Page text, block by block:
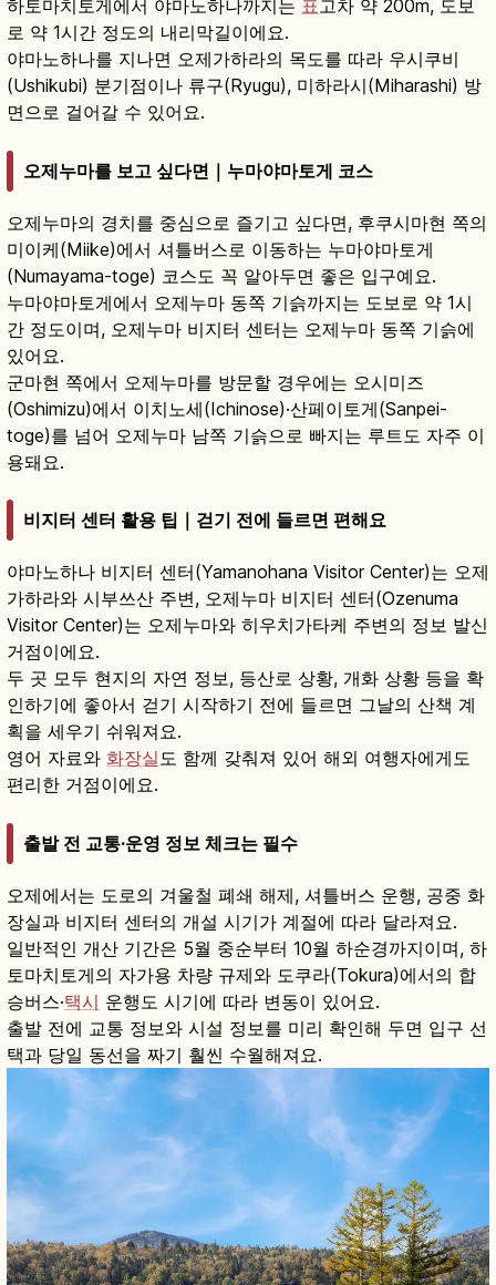
하토마치토게에서 야마노하나까지는 표고차 약 200m, 도보
로 약 1시간 정도의 내리막길이에요.
야마노하나를 지나면 오제가하라의 목도를 따라 우시쿠비
(Ushikubi) 분기점이나 류구(Ryugu), 미하라시(Miharashi) 방
면으로 걸어갈 수 있어요.
오제누마를 보고 싶다면｜누마야마토게 코스
오제누마의 경치를 중심으로 즐기고 싶다면, 후쿠시마현 쪽의
미이케(Miike)에서 셔틀버스로 이동하는 누마야마토게
(Numayama-toge) 코스도 꼭 알아두면 좋은 입구예요.
누마야마토게에서 오제누마 동쪽 기슭까지는 도보로 약 1시
간 정도이며, 오제누마 비지터 센터는 오제누마 동쪽 기슭에
있어요.
군마현 쪽에서 오제누마를 방문할 경우에는 오시미즈
(Oshimizu)에서 이치노세(Ichinose)·산페이토게(Sanpei-
toge)를 넘어 오제누마 남쪽 기슭으로 빠지는 루트도 자주 이
용돼요.
비지터 센터 활용 팁｜걷기 전에 들르면 편해요
야마노하나 비지터 센터(Yamanohana Visitor Center)는 오제
가하라와 시부쓰산 주변, 오제누마 비지터 센터(Ozenuma
Visitor Center)는 오제누마와 히우치가타케 주변의 정보 발신
거점이에요.
두 곳 모두 현지의 자연 정보, 등산로 상황, 개화 상황 등을 확
인하기에 좋아서 걷기 시작하기 전에 들르면 그날의 산책 계
획을 세우기 쉬워져요.
영어 자료와 화장실도 함께 갖춰져 있어 해외 여행자에게도
편리한 거점이에요.
출발 전 교통·운영 정보 체크는 필수
오제에서는 도로의 겨울철 폐쇄 해제, 셔틀버스 운행, 공중 화
장실과 비지터 센터의 개설 시기가 계절에 따라 달라져요.
일반적인 개산 기간은 5월 중순부터 10월 하순경까지이며, 하
토마치토게의 자가용 차량 규제와 도쿠라(Tokura)에서의 합
승버스·택시 운행도 시기에 따라 변동이 있어요.
출발 전에 교통 정보와 시설 정보를 미리 확인해 두면 입구 선
택과 당일 동선을 짜기 훨씬 수월해져요.